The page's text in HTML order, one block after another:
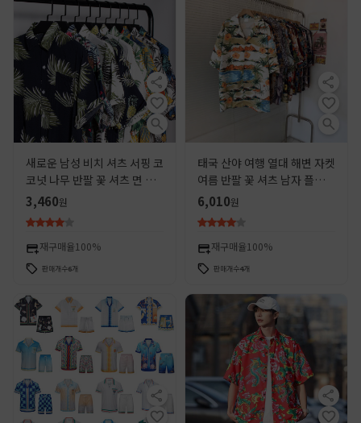
새로운 남성 비치 셔츠 서핑 코
코넛 나무 반팔 꽃 셔츠 면 린
넨 해변 하와이 루즈 프린트 셔
츠
3,460원
재구매율 100%
판매개수6개
태국 산야 여행 열대 해변 자켓
여름 반팔 꽃 셔츠 남자 플러스
사이즈 유행 해변 휴가 셔츠
6,010원
재구매율 100%
판매개수4개